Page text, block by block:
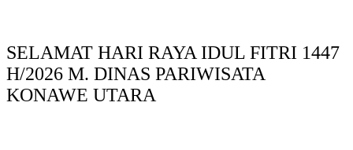
SELAMAT HARI RAYA IDUL FITRI 1447
H/2026 M. DINAS PARIWISATA
KONAWE UTARA